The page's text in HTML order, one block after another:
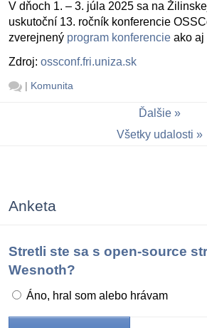
V dňoch 1. – 3. júla 2025 sa na
uskutoční 13. ročník konferencie
zverejnený program konferencie ako aj
Zdroj: ossconf.fri.uniza.sk
| Komunita
Ďalšie
Všetky udalosti
Anketa
Stretli ste sa s open-source
Wesnoth?
Áno, hral som alebo hrávam